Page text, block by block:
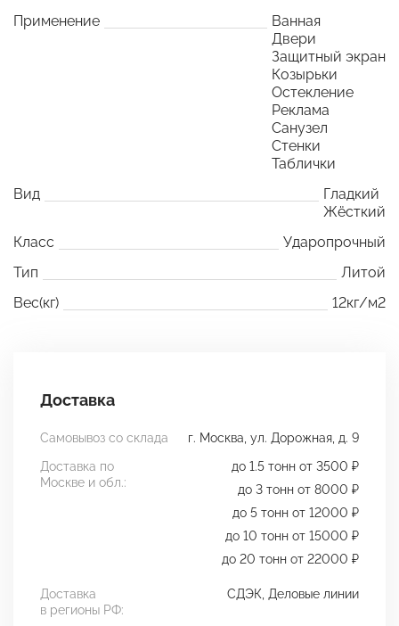
Применение
Ванная
Двери
Защитный экран
Козырьки
Остекление
Реклама
Санузел
Стенки
Таблички
Вид
Гладкий
Жёсткий
Класс
Ударопрочный
Тип
Литой
Вес(кг)
12кг/м2
Доставка
Самовывоз со склада
г. Москва, ул. Дорожная, д. 9
Доставка по
Москве и обл.:
до 1.5 тонн от 3500 ₽
до 3 тонн от 8000 ₽
до 5 тонн от 12000 ₽
до 10 тонн от 15000 ₽
до 20 тонн от 22000 ₽
Доставка
в регионы РФ:
СДЭК, Деловые линии